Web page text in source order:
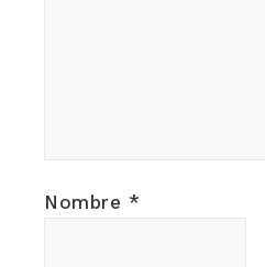
Nombre *